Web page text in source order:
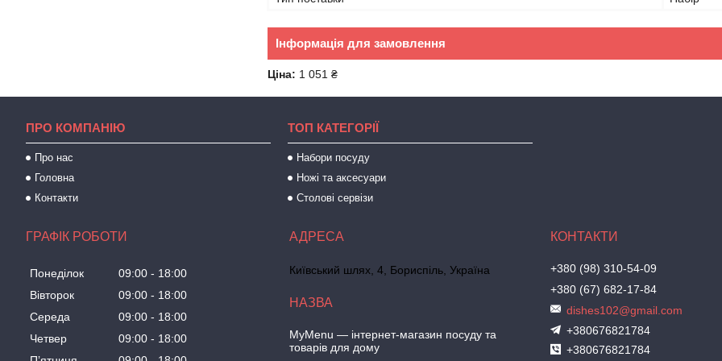
Інформація для замовлення
Ціна: 1 051 ₴
ПРО КОМПАНІЮ
Про нас
Головна
Контакти
ТОП КАТЕГОРІЇ
Набори посуду
Ножі та аксесуари
Столові сервізи
ГРАФІК РОБОТИ
Понеділок 09:00
18:00
Вівторок
09:00
18:00
Середа
09:00
18:00
Четвер
09:00
18:00
Київський шлях, 4, Бориспіль, Україна
MyMenu — інтернет-магазин посуду та
товарів для дому
+380 (98) 310-54-09
+380 (67) 682-17-84
dishes102@gmail.com
+380676821784
+380676821784